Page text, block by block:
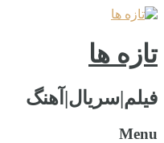
تازه ها
فیلم|سریال|آهنگ
Menu